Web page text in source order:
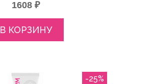
1608 ₽
В КОРЗИНУ
-25%